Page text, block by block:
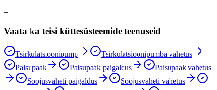
+
Vaata ka teisi küttesüsteemide teenuseid
Tsirkulatsioonipump
Tsirkulatsioonipumba vahetus
Paisupaak
Paisupaak paigaldus
Paisupaak vahetus
Soojusvaheti paigaldus
Soojusvaheti vahetus